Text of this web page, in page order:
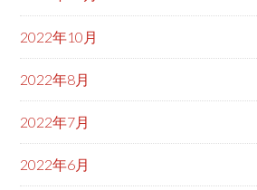
2022年10月
2022年8月
2022年7月
2022年6月